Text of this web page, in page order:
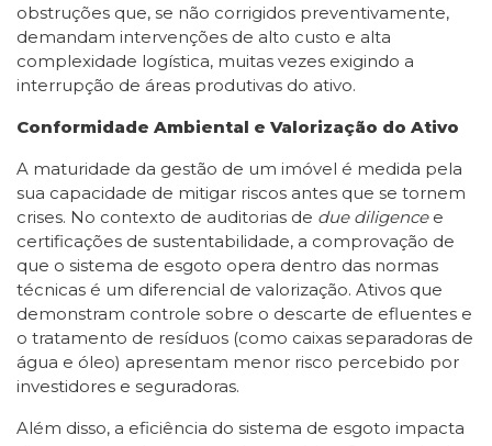
obstruções que, se não corrigidos preventivamente,
demandam intervenções de alto custo e alta
complexidade logística, muitas vezes exigindo a
interrupção de áreas produtivas do ativo.
Conformidade Ambiental e Valorização do Ativo
A maturidade da gestão de um imóvel é medida pela
sua capacidade de mitigar riscos antes que se tornem
crises. No contexto de auditorias de due diligencee
certificações de sustentabilidade, a comprovação de
que o sistema de esgoto opera dentro das normas
técnicas é um diferencial de valorização. Ativos que
demonstram controle sobre o descarte de efluentes e
o tratamento de resíduos (como caixas separadoras de
água e óleo) apresentam menor risco percebido por
investidores e seguradoras.
Além disso, a eficiência do sistema de esgoto impacta